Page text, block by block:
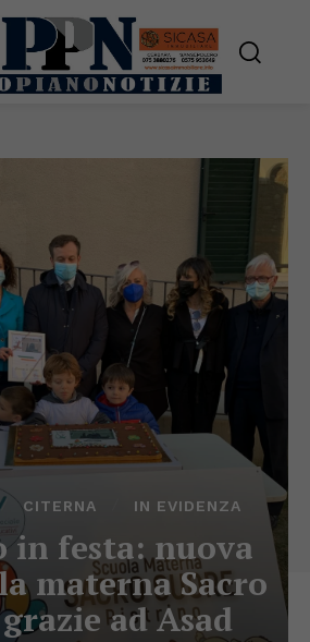
CITERNA IN EVIDENZA
in festa: nuova
materna Sacro
ad Asad